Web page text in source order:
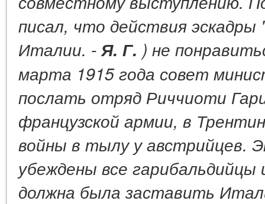
писал, что действия
Италии. - Я. Г. ) не
марта 1915 года совет
послать отряд Риччиоти
французской армии, в
войны в тылу у австрийцев.
убеждены все
должна была заставить